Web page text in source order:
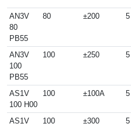
AN3V
80
PB55
80 ±200 5
AN3V
100
PB55
100 ±250 5
AS1V
100 H00
100 ±100A 5
AS1V
100 ±300 5